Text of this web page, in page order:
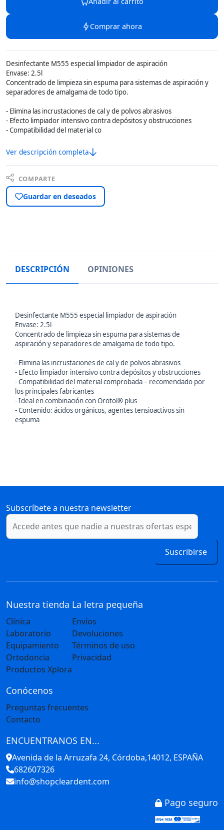
Comprar ahora
Desinfectante M555 especial limpiador de aspiración
Envase: 2.5l
Concentrado de limpieza sin espuma para sistemas de aspiración y
separadores de amalgama de todo tipo.
- Elimina las incrustaciones de cal y de polvos abrasivos
- Efecto limpiador intensivo contra depósitos y obstrucciones
- Compatibilidad del material co
Ver descripción completa
COMPARTE
Guardar en deseados
DESCRIPCIÓN OPINIONES
Desinfectante M555 especial limpiador de aspiración
Envase: 2.5l
Concentrado de limpieza sin espuma para sistemas de
aspiración y separadores de amalgama de todo tipo.
- Elimina las incrustaciones de cal y de polvos abrasivos
- Efecto limpiador intensivo contra depósitos y obstrucciones
- Compatibilidad del material comprobada – recomendado por
los principales fabricantes
- Ideal en combinación con Orotol® plus
- Contenido: ácidos orgánicos, agentes tensioactivos sin
espuma
Subscríbete a nuestra newsletter
Suscribirse
Nuestra tienda
Clínica
Laboratorio
Equipamiento
Ortodoncia
Productos Xplora
La letra pequeña
Envíos
Devoluciones
Términos de uso
Privacidad
Conócenos
Preguntas frecuentes
Contacto
ENCUENTRANOS EN...
Avenida de la Arruzafa 24, Córdoba,14012, ESPAÑA
682607326
info@shopcleardent.com
Pago seguro
Stripe
Visa